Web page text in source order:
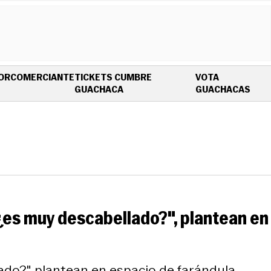
COMERCIANTETICKETS CUMBRE
GUACHACAOPENS IN NEW WINDOW
VOTA
GUACHACAS
muy descabellado?", plantean en